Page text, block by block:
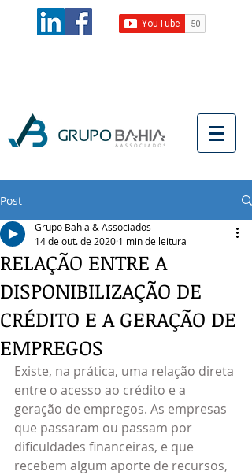
Post
RELAÇÃO ENTRE A
DISPONIBILIZAÇÃO DE
CRÉDITO E A GERAÇÃO DE
EMPREGOS
Grupo Bahia & Associados
14 de out. de 2020 1 min de leitura
Existe, na prática, uma relação direta
entre o acesso ao crédito e a
geração de empregos. As empresas
que passaram ou passam por
dificuldades financeiras, e que
recebem algum aporte de recursos,